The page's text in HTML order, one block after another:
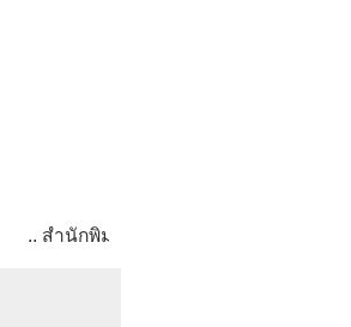
.. สำนักพิมพ์ มก. มุ่งมั่นผลิตตำราที่มีคุณภ